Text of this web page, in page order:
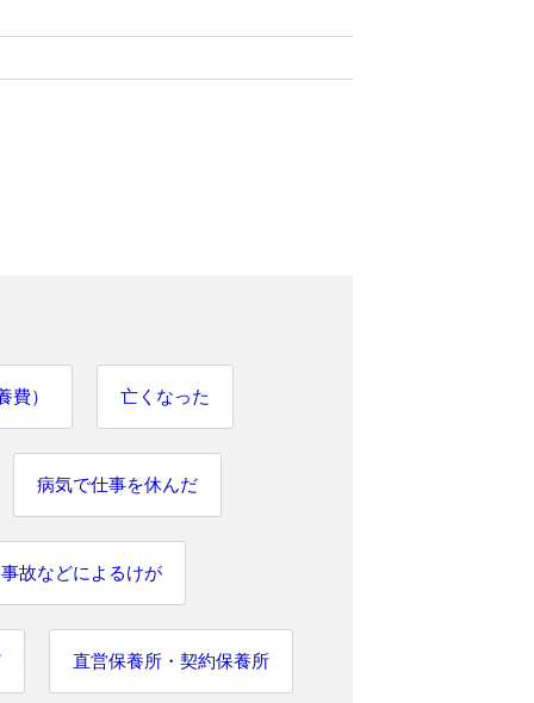
費） 亡くなった
病気で仕事を休んだ
故などによるけが
直営保養所・契約保養所